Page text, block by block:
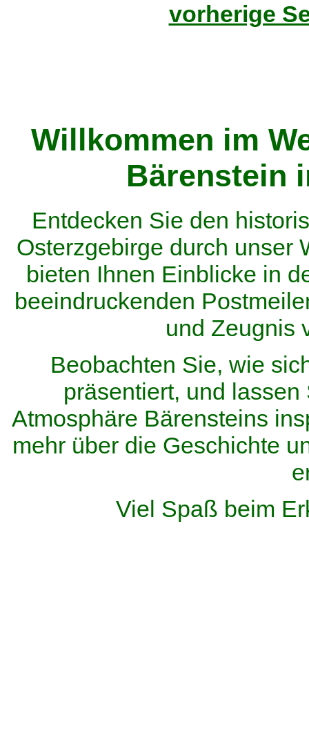
vorherige
Willkommen im
Bärenstein
Entdecken Sie den
Osterzgebirge durch unser
bieten Ihnen Einblicke in
beeindruckenden
und Zeugnis
Beobachten Sie, wie
präsentiert, und
Atmosphäre Bärensteins
mehr über die Geschichte
Viel Spaß beim